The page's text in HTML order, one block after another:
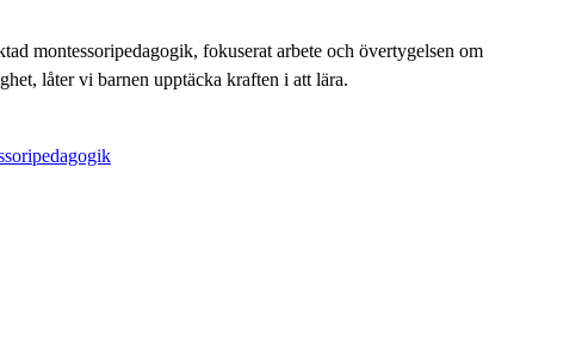
montessoripedagogik, fokuserat arbete och övertygelsen om
låter vi barnen upptäcka kraften i att lära.